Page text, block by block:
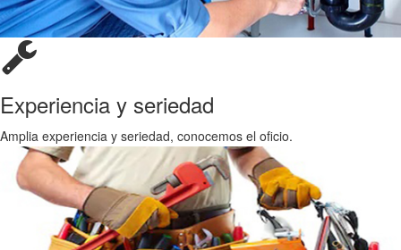
Experiencia y seriedad
Amplia experiencia y seriedad, conocemos el oficio.